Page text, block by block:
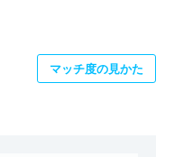
マッチ度の見かた